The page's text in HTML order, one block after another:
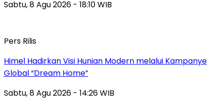
Sabtu, 8 Agu 2026 - 18:10 WIB
Pers Rilis
Himel Hadirkan Visi Hunian Modern melalui Kampanye
Global “Dream Home”
Sabtu, 8 Agu 2026 - 14:26 WIB